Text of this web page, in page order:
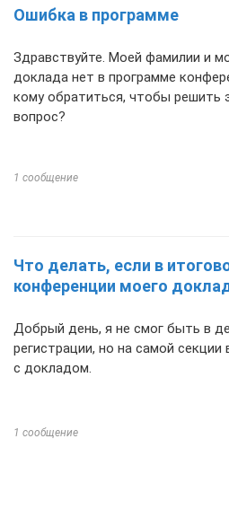
Ошибка в программе
Здравствуйте. Моей фамилии и
доклада нет в программе
кому обратиться, чтобы решить
вопрос?
1 сообщение
Что делать, если в
конференции моего
Добрый день, я не смог быть в
регистрации, но на самой секции
с докладом.
1 сообщение